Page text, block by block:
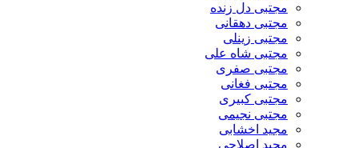
مجتبی دل زنده
مجتبی دهقانی
مجتبی زینلی
مجتبی شاه علی
مجتبی صفری
مجتبی فغانی
مجتبی کبیری
مجتبی نجیمی
مجید اخشابی
مجید اصلاحی